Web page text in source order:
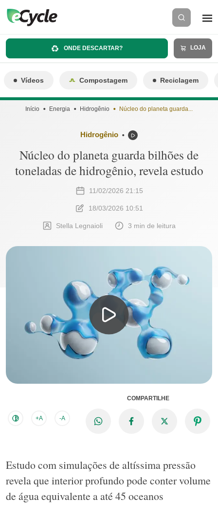
ONDE DESCARTAR? LOJA
Vídeos Compostagem Reciclagem
Início Energia Hidrogênio Núcleo do planeta guarda...
Hidrogênio ⬤
Núcleo do planeta guarda bilhões de
toneladas de hidrogênio, revela estudo
11/02/2026 21:15
18/03/2026 10:51
Stella Legnaioli 3 min de leitura
+A -A
COMPARTILHE
Estudo com simulações de altíssima pressão
revela que interior profundo pode conter volume
de água equivalente a até 45 oceanos